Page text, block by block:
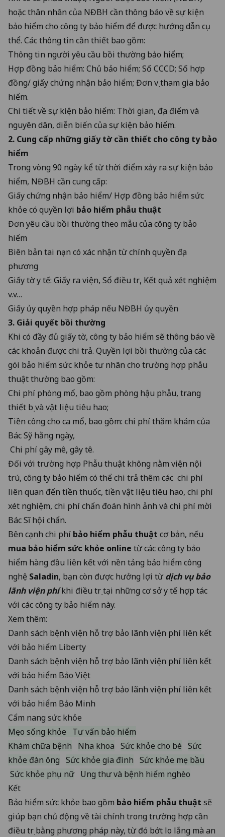
hoặc thân nhân của NĐBH cần thông báo về sự kiện
bảo hiểm cho công ty bảo hiểm để được hướng dẫn cụ
thể. Các thông tin cần thiết bao gồm:
Thông tin người yêu cầu bồi thường bảo hiểm;
Hợp đồng bảo hiểm: Chủ bảo hiểm; Số CCCD; Số hợp
đồng/ giấy chứng nhận bảo hiểm; Đơn vị tham gia bảo
hiểm.
Chi tiết về sự kiện bảo hiểm: Thời gian, địa điểm và
nguyên dân, diễn biến của sự kiện bảo hiểm.
2. Cung cấp những giấy tờ cần thiết cho công ty bảo
hiểm
Trong vòng 90 ngày kể từ thời điểm xảy ra sự kiện bảo
hiểm, NĐBH cần cung cấp:
Giấy chứng nhận bảo hiểm/ Hợp đồng bảo hiểm sức
khỏe có quyền lợi bảo hiểm phẫu thuật
Đơn yêu cầu bồi thường theo mẫu của công ty bảo
hiểm
Biên bản tai nạn có xác nhận từ chính quyền địa
phương
Giấy tờ y tế: Giấy ra viện, Sổ điều trị, Kết quả xét nghiệm
v.v…
Giấy ủy quyền hợp pháp nếu NĐBH ủy quyền
3. Giải quyết bồi thường
Khi có đầy đủ giấy tờ, công ty bảo hiểm sẽ thông báo về
các khoản được chi trả. Quyền lợi bồi thường của các
gói bảo hiểm sức khỏe tư nhân cho trường hợp phẫu
thuật thường bao gồm:
Chi phí phòng mổ, bao gồm phòng hậu phẫu, trang
thiết bị và vật liệu tiêu hao;
Tiền công cho ca mổ, bao gồm: chi phí thăm khám của
Bác Sỹ hằng ngày,
Chi phí gây mê, gây tê.
Đối với trường hợp Phẫu thuật không nằm viện nội
trú, công ty bảo hiểm có thể chi trả thêm các chi phí
liên quan đến tiền thuốc, tiền vật liệu tiêu hao, chi phí
xét nghiệm, chi phí chẩn đoán hình ảnh và chi phí mời
Bác Sĩ hội chẩn.
Bên cạnh chi phí bảo hiểm phẫu thuật cơ bản, nếu
mua bảo hiểm sức khỏe online từ các công ty bảo
hiểm hàng đầu liên kết với nền tảng bảo hiểm công
nghệ Saladin, bạn còn được hưởng lợi từdịch vụ bảo
lãnh viện phíkhi điều trị tại những cơ sở y tế hợp tác
với các công ty bảo hiểm này.
Xem thêm:
Danh sách bệnh viện hỗ trợ bảo lãnh viện phí liên kết
với bảo hiểm Liberty
Danh sách bệnh viện hỗ trợ bảo lãnh viện phí liên kết
với bảo hiểm Bảo Việt
Danh sách bệnh viện hỗ trợ bảo lãnh viện phí liên kết
với bảo hiểm Bảo Minh
Cẩm nang sức khỏe
Mẹo sống khỏe
Tư vấn bảo hiểm
Khám chữa bệnh
Nha khoa Sức khỏe cho bé Sức
khỏe đàn ông Sức khỏe gia đình Sức khỏe mẹ bầu
Sức khỏe phụ nữ Ung thư và bệnh hiểm nghèo
Kết
Bảo hiểm sức khỏe bao gồm bảo hiểm phẫu thuật sẽ
giúp bạn chủ động về tài chính trong trường hợp cần
điều trị bằng phương pháp này, từ đó bớt lo lắng mà an